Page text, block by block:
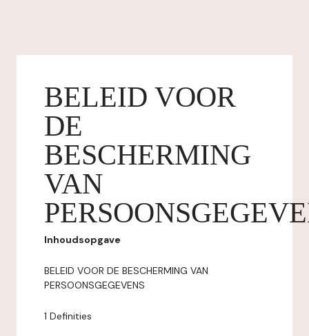
BELEID VOOR
DE
BESCHERMING
VAN
Inhoudsopgave
BELEID VOOR DE BESCHERMING VAN
PERSOONSGEGEVENS
1 Definities